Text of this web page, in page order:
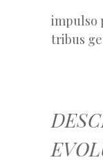
impulso
tribus